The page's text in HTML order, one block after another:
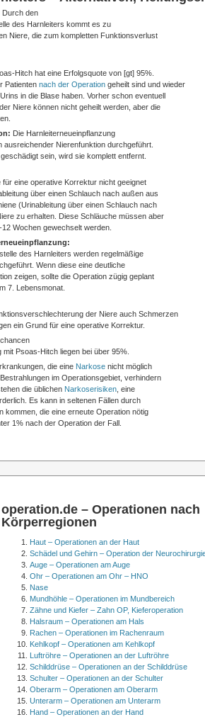
Durch den
des Harnleiters kommt es zu
Niere, die zum kompletten Funktionsverlust
Hitch hat eine Erfolgsquote von [gt] 95%.
Patienten nach der Operationgeheilt sind und wieder
in die Blase haben. Vorher schon eventuell
Niere können nicht geheilt werden, aber die
Die Harnleiterneueinpflanzung
Nierenfunktion durchgeführt.
sein, wird sie komplett entfernt.
eine operative Korrektur nicht geeignet
über einen Schlauch nach außen aus
(Urinableitung über einen Schlauch nach
zu erhalten. Diese Schläuche müssen aber
Wochen gewechselt werden.
des Harnleiters werden regelmäßige
Wenn diese eine deutliche
zeigen, sollte die Operation zügig geplant
7. Lebensmonat.
der Niere auch Schmerzen
ein Grund für eine operative Korrektur.
Psoas-Hitch liegen bei über 95%.
die eine Narkosenicht möglich
im Operationsgebiet, verhindern
die üblichen Narkoserisiken, eine
Es kann in seltenen Fällen durch
kommen, die eine erneute Operation nötig
1% nach der Operation der Fall.
operation.de – Operationen nach
Körperregionen
Haut – Operationen an der Haut
Schädel und Gehirn – Operation der
Auge – Operationen am Auge
Ohr – Operationen am Ohr – HNO
Nase
Mundhöhle – Operationen im Mundbereich
Zähne und Kiefer – Zahn OP, Kieferoperation
Halsraum – Operationen am Hals
Rachen – Operationen im Rachenraum
Kehlkopf – Operationen am Kehlkopf
Luftröhre – Operationen an der Luftröhre
Schilddrüse – Operationen an der Schilddrüse
Schulter – Operationen an der Schulter
Oberarm – Operationen am Oberarm
Unterarm – Operationen am Unterarm
Hand – Operationen an der Hand